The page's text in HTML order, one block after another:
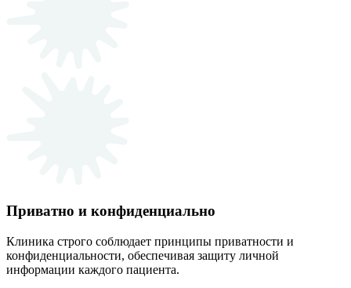
Приватно и конфиденциально
Клиника строго соблюдает принципы приватности и
конфиденциальности, обеспечивая защиту личной
информации каждого пациента.